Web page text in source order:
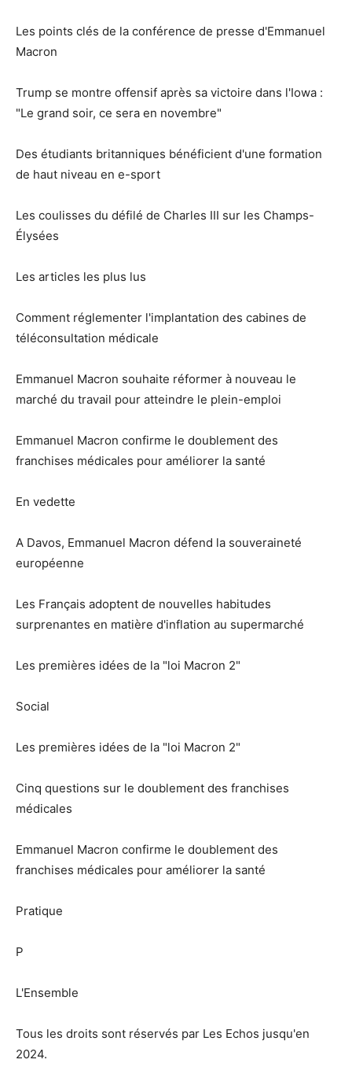
Les points clés de la conférence de presse d'Emmanuel
Macron
Trump se montre offensif après sa victoire dans l'Iowa :
"Le grand soir, ce sera en novembre"
Des étudiants britanniques bénéficient d'une formation
de haut niveau en e-sport
Les coulisses du défilé de Charles III sur les Champs-
Élysées
Les articles les plus lus
Comment réglementer l'implantation des cabines de
téléconsultation médicale
Emmanuel Macron souhaite réformer à nouveau le
marché du travail pour atteindre le plein-emploi
Emmanuel Macron confirme le doublement des
franchises médicales pour améliorer la santé
En vedette
A Davos, Emmanuel Macron défend la souveraineté
européenne
Les Français adoptent de nouvelles habitudes
surprenantes en matière d'inflation au supermarché
Les premières idées de la "loi Macron 2"
Social
Les premières idées de la "loi Macron 2"
Cinq questions sur le doublement des franchises
médicales
Emmanuel Macron confirme le doublement des
franchises médicales pour améliorer la santé
Pratique
P
L'Ensemble
Tous les droits sont réservés par Les Echos jusqu'en
2024.